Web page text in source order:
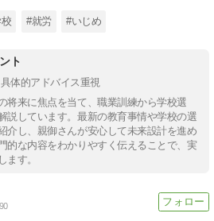
#就労 #いじめ
ト
体的アドバイス重視
将来に焦点を当て、職業訓練から学校選
説しています。最新の教育事情や学校の選
介し、親御さんが安心して未来設計を進め
的な内容をわかりやすく伝えることで、実
ます。